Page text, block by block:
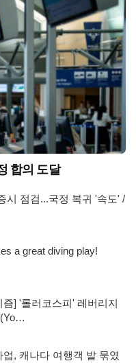
합의 도달
시 점검...국정 복귀 '속도' /
a great diving play!
] '롤러코스피' 레버리지
, 캐나다 여행객 발 묶였